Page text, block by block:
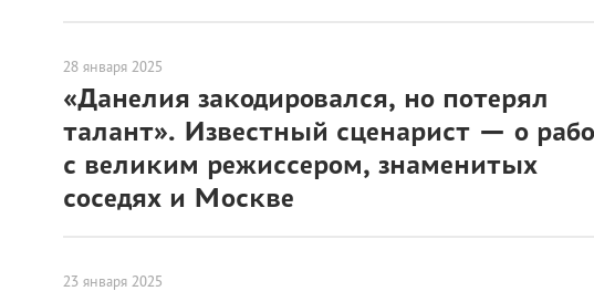
28 января 2025
«Данелия закодировался, но потерял
талант». Известный сценарист — о
с великим режиссером, знаменитых
соседях и Москве
23 января 2025